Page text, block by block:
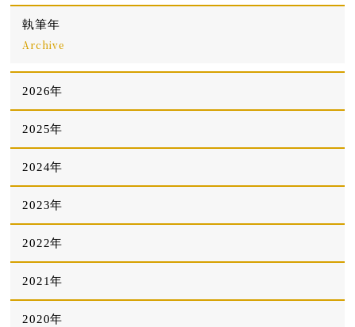
執筆年
Archive
2026年
2025年
2024年
2023年
2022年
2021年
2020年